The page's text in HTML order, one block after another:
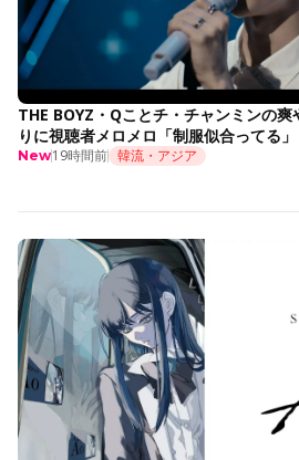
THE BOYZ・Qことチ・チャンミンの爽
りに視聴者メロメロ「制服似合ってる
New19時間前 韓流・アジア